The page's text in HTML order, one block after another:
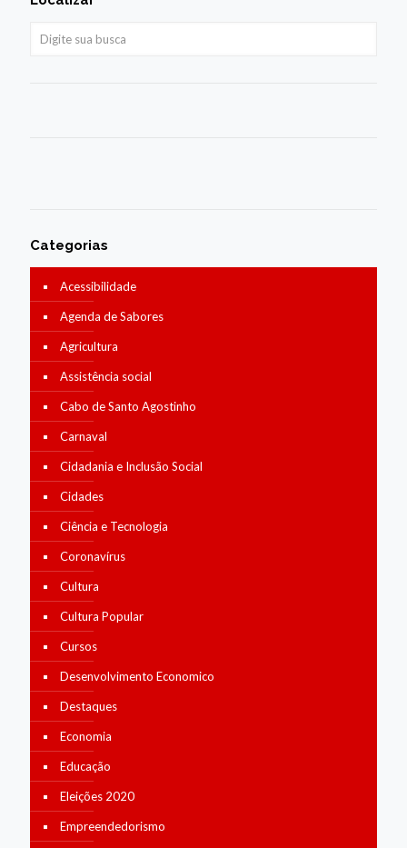
Categorias
Acessibilidade
Agenda de Sabores
Agricultura
Assistência social
Cabo de Santo Agostinho
Carnaval
Cidadania e Inclusão Social
Cidades
Ciência e Tecnologia
Coronavírus
Cultura
Cultura Popular
Cursos
Desenvolvimento Economico
Destaques
Economia
Educação
Eleições 2020
Empreendedorismo